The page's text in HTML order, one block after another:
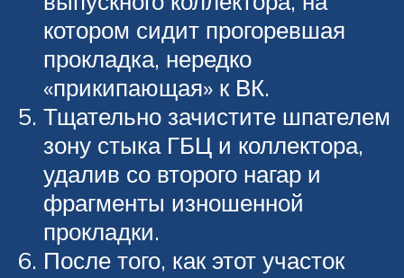
котором сидит прогоревшая
прокладка, нередко
«прикипающая» к ВК.
Тщательно зачистите шпателем
зону стыка ГБЦ и коллектора,
удалив со второго нагар и
фрагменты изношенной
прокладки.
После того, как этот участок